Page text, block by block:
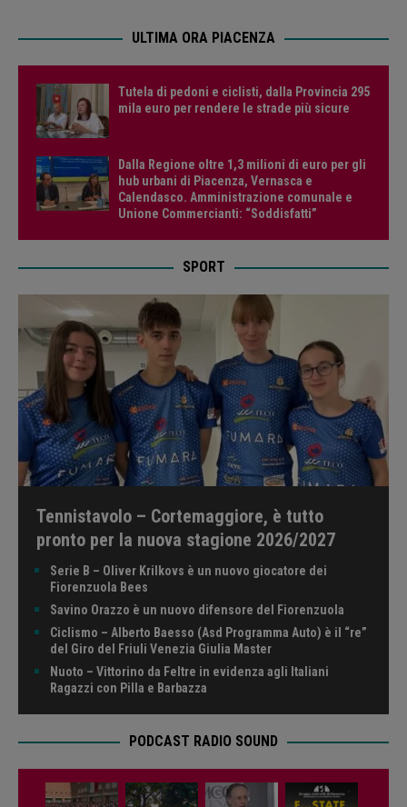
ULTIMA ORA PIACENZA
Tutela di pedoni e ciclisti, dalla Provincia 295
mila euro per rendere le strade più sicure
Dalla Regione oltre 1,3 milioni di euro per gli
hub urbani di Piacenza, Vernasca e
Calendasco. Amministrazione comunale e
Unione Commercianti: “Soddisfatti”
SPORT
Tennistavolo – Cortemaggiore, è tutto
pronto per la nuova stagione 2026/2027
Serie B – Oliver Krilkovs è un nuovo giocatore dei
Fiorenzuola Bees
Savino Orazzo è un nuovo difensore del Fiorenzuola
Ciclismo – Alberto Baesso (Asd Programma Auto) è il “re”
del Giro del Friuli Venezia Giulia Master
Nuoto – Vittorino da Feltre in evidenza agli Italiani
Ragazzi con Pilla e Barbazza
PODCAST RADIO SOUND